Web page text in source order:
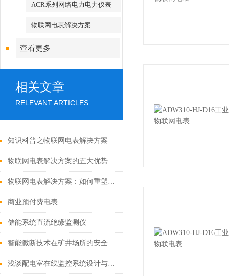
ACR系列网络电力电力仪表
物联网电表解决方案
查看更多
相关文章
RELEVANT ARTICLES
知识科普之物联网电表解决方案
物联网电表解决方案的五大优势
物联网电表解决方案：如何重塑能源管理与计量
商业预付费电表
储能系统直流绝缘监测仪
智能微断技术在矿井场所的安全革新与应用
浅谈配电室在线监控系统设计与工作原理